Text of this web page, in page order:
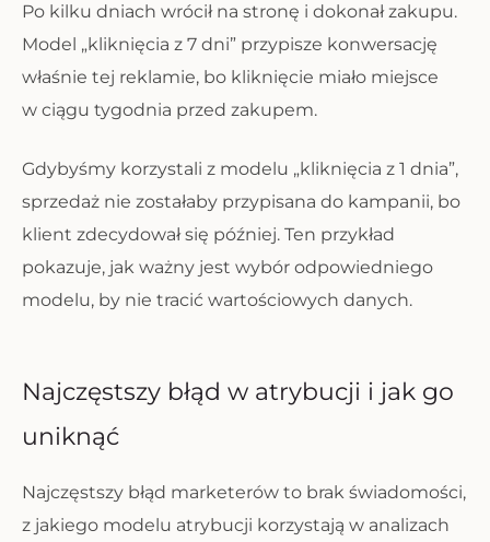
Po kilku dniach wrócił na stronę i dokonał zakupu.
Model „kliknięcia z 7 dni” przypisze konwersację
właśnie tej reklamie, bo kliknięcie miało miejsce
w ciągu tygodnia przed zakupem.
Gdybyśmy korzystali z modelu „kliknięcia z 1 dnia”,
sprzedaż nie zostałaby przypisana do kampanii, bo
klient zdecydował się później. Ten przykład
pokazuje, jak ważny jest wybór odpowiedniego
modelu, by nie tracić wartościowych danych.
Najczęstszy błąd w atrybucji i jak go
uniknąć
Najczęstszy błąd marketerów to brak świadomości,
z jakiego modelu atrybucji korzystają w analizach